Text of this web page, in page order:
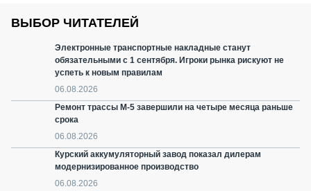
ВЫБОР ЧИТАТЕЛЕЙ
Электронные транспортные накладные станут
обязательными с 1 сентября. Игроки рынка рискуют не
успеть к новым правилам
06.08.2026
Ремонт трассы М-5 завершили на четыре месяца раньше
срока
06.08.2026
Курский аккумуляторный завод показал дилерам
модернизированное производство
06.08.2026